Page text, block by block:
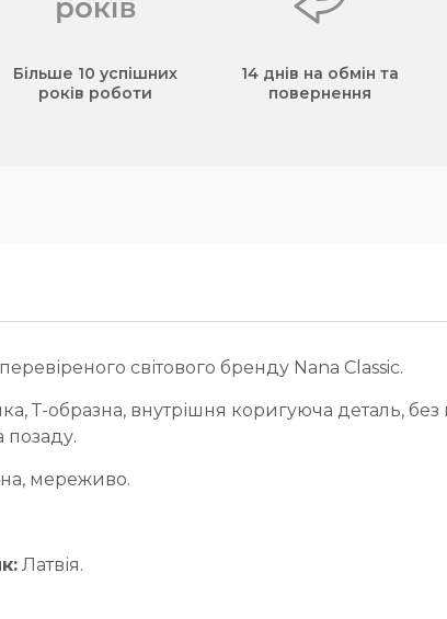
Більше 10 успішних
років роботи
14 днів на обмін та
повернення
світового бренду Nana Classic.
Т-образна, внутрішня коригуюча деталь, без
позаду.
мереживо.
Латвія.